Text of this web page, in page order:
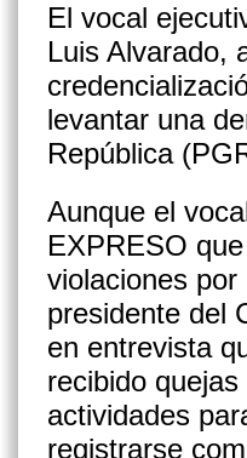
El vocal
Luis Alvarado,
levantar una
República
Aunque el
EXPRESO
violaciones
presidente del
en entrevista
recibido
actividades
registrarse